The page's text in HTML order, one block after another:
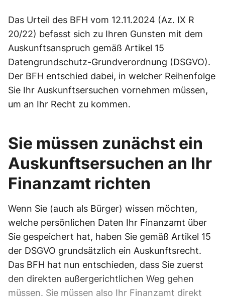
Das Urteil des BFH vom 12.11.2024 (Az. IX R
20/22) befasst sich zu Ihren Gunsten mit dem
Auskunftsanspruch gemäß Artikel 15
Datengrundschutz-Grundverordnung (DSGVO).
Der BFH entschied dabei, in welcher Reihenfolge
Sie Ihr Auskunftsersuchen vornehmen müssen,
um an Ihr Recht zu kommen.
Sie müssen zunächst ein
Auskunftsersuchen an Ihr
Finanzamt richten
Wenn Sie (auch als Bürger) wissen möchten,
welche persönlichen Daten Ihr Finanzamt über
Sie gespeichert hat, haben Sie gemäß Artikel 15
der DSGVO grundsätzlich ein Auskunftsrecht.
Das BFH hat nun entschieden, dass Sie zuerst
den direkten außergerichtlichen Weg gehen
müssen. Sie müssen also Ihr Finanzamt direkt